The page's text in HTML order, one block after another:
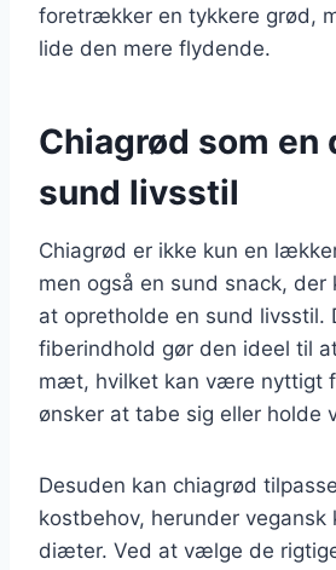
foretrækker en tykkere grød,
lide den mere flydende.
Chiagrød som en
sund livsstil
Chiagrød er ikke kun en
men også en sund snack,
at opretholde en sund livsstil.
fiberindhold gør den ideel til
mæt, hvilket kan være nyttigt
ønsker at tabe sig eller holde
Desuden kan chiagrød
kostbehov, herunder vegansk
diæter. Ved at vælge de